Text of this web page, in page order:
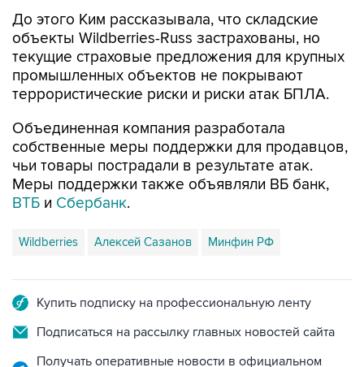
До этого Ким рассказывала, что складские
объекты Wildberries-Russ застрахованы, но
текущие страховые предложения для крупных
промышленных объектов не покрывают
террористические риски и риски атак БПЛА.
Объединенная компания разработала
собственные меры поддержки для продавцов,
чьи товары пострадали в результате атак.
Меры поддержки также объявляли ВБ банк,
ВТБ и Сбербанк.
Wildberries Алексей Сазанов Минфин РФ
Купить подписку на профессиональную ленту
Подписаться на рассылку главных новостей сайта
Получать оперативные новости в официальном